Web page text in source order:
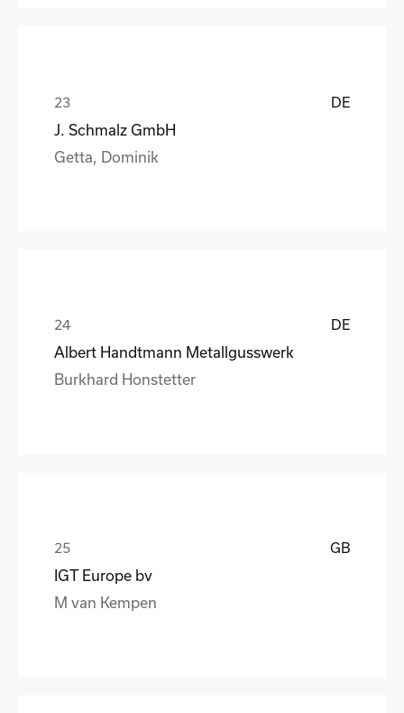
DE
J. Schmalz GmbH
Getta, Dominik
DE
Albert Handtmann Metallgusswerk
Burkhard Honstetter
GB
IGT Europe bv
M van Kempen